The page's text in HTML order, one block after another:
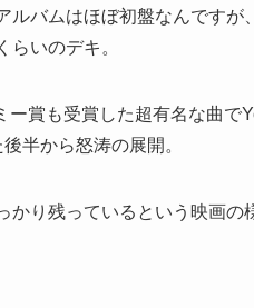
ルバムはほぼ初盤なんです
らいのデキ。
ー賞も受賞した超有名な曲で
半から怒涛の展開。
り残っているという映画の